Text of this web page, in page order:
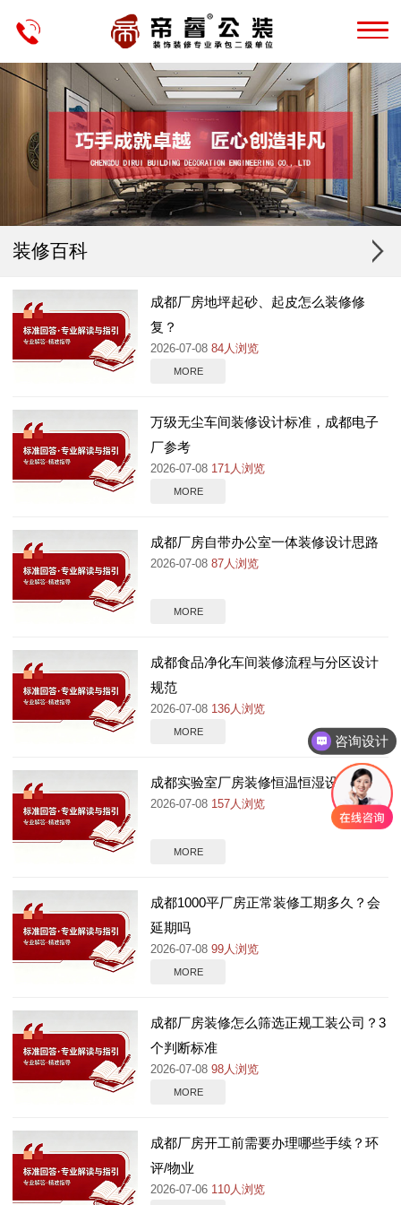
装修百科
成都厂房地坪起砂、起皮怎么装修修
复？
2026-07-08 84人浏览
MORE
万级无尘车间装修设计标准，成都电子
厂参考
2026-07-08 171人浏览
MORE
成都厂房自带办公室一体装修设计思路
2026-07-08 87人浏览
MORE
成都食品净化车间装修流程与分区设计
规范
2026-07-08 136人浏览
MORE
成都实验室厂房装修恒温恒湿设计要点
2026-07-08 157人浏览
MORE
成都1000平厂房正常装修工期多久？会
延期吗
2026-07-08 99人浏览
MORE
成都厂房装修怎么筛选正规工装公司？3
个判断标准
2026-07-08 98人浏览
MORE
成都厂房开工前需要办理哪些手续？环
评/物业
2026-07-06 110人浏览
咨询设计